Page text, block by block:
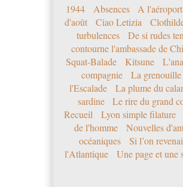
1944 Absences A
d'août
Ciao Letizia
turbulences
De si rudes
contourne l'ambassade de
Squat-Balade
Kitsune
compagnie
La grenouille
l'Escalade
La plume du
sardine
Le rire du grand
Recueil
Lyon simple filature
de l'homme
Nouvelles
océaniques
Si l’on
l'Atlantique
Une page et une